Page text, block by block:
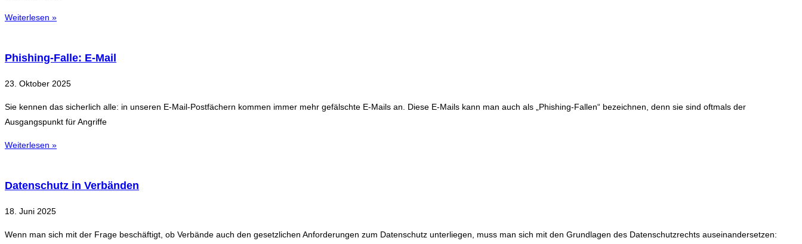
Weiterlesen »
Phishing-Falle: E-Mail
23. Oktober 2025
Sie kennen das sicherlich alle: in unseren E-Mail-Postfächern kommen immer mehr gefälschte E-Mails an. Diese E-Mails kann man auch als „Phishing-Fallen“ bezeichnen, denn sie sind oftmals der
Ausgangspunkt für Angriffe
Weiterlesen »
Datenschutz in Verbänden
18. Juni 2025
Wenn man sich mit der Frage beschäftigt, ob Verbände auch den gesetzlichen Anforderungen zum Datenschutz unterliegen, muss man sich mit den Grundlagen des Datenschutzrechts auseinandersetzen: